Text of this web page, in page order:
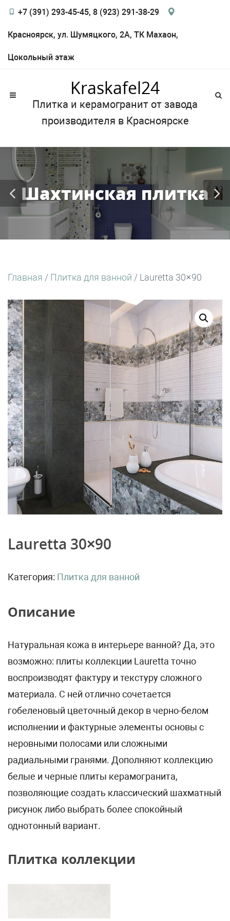
+7 (391) 293-45-45, 8 (923) 291-38-29
Красноярск, ул. Шумяцкого, 2А, ТК Махаон,
Цокольный этаж
Kraskafel24
Плитка и керамогранит от завода
производителя в Красноярске
Шахтинская плитка
Главная / Плитка для ванной / Lauretta 30×90
Lauretta 30×90
Категория: Плитка для ванной
Описание
Натуральная кожа в интерьере ванной? Да, это
возможно: плиты коллекции Lauretta точно
воспроизводят фактуру и текстуру сложного
материала. С ней отлично сочетается
гобеленовый цветочный декор в черно-белом
исполнении и фактурные элементы основы с
неровными полосами или сложными
радиальными гранями. Дополняют коллекцию
белые и черные плиты керамогранита,
позволяющие создать классический шахматный
рисунок либо выбрать более спокойный
однотонный вариант.
Плитка коллекции